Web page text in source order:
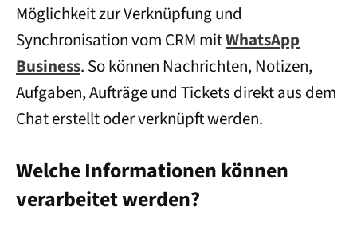
Möglichkeit zur Verknüpfung und
Synchronisation vom CRM mitWhatsApp
Business. So können Nachrichten, Notizen,
Aufgaben, Aufträge und Tickets direkt aus dem
Chat erstellt oder verknüpft werden.
Welche Informationen können
verarbeitet werden?